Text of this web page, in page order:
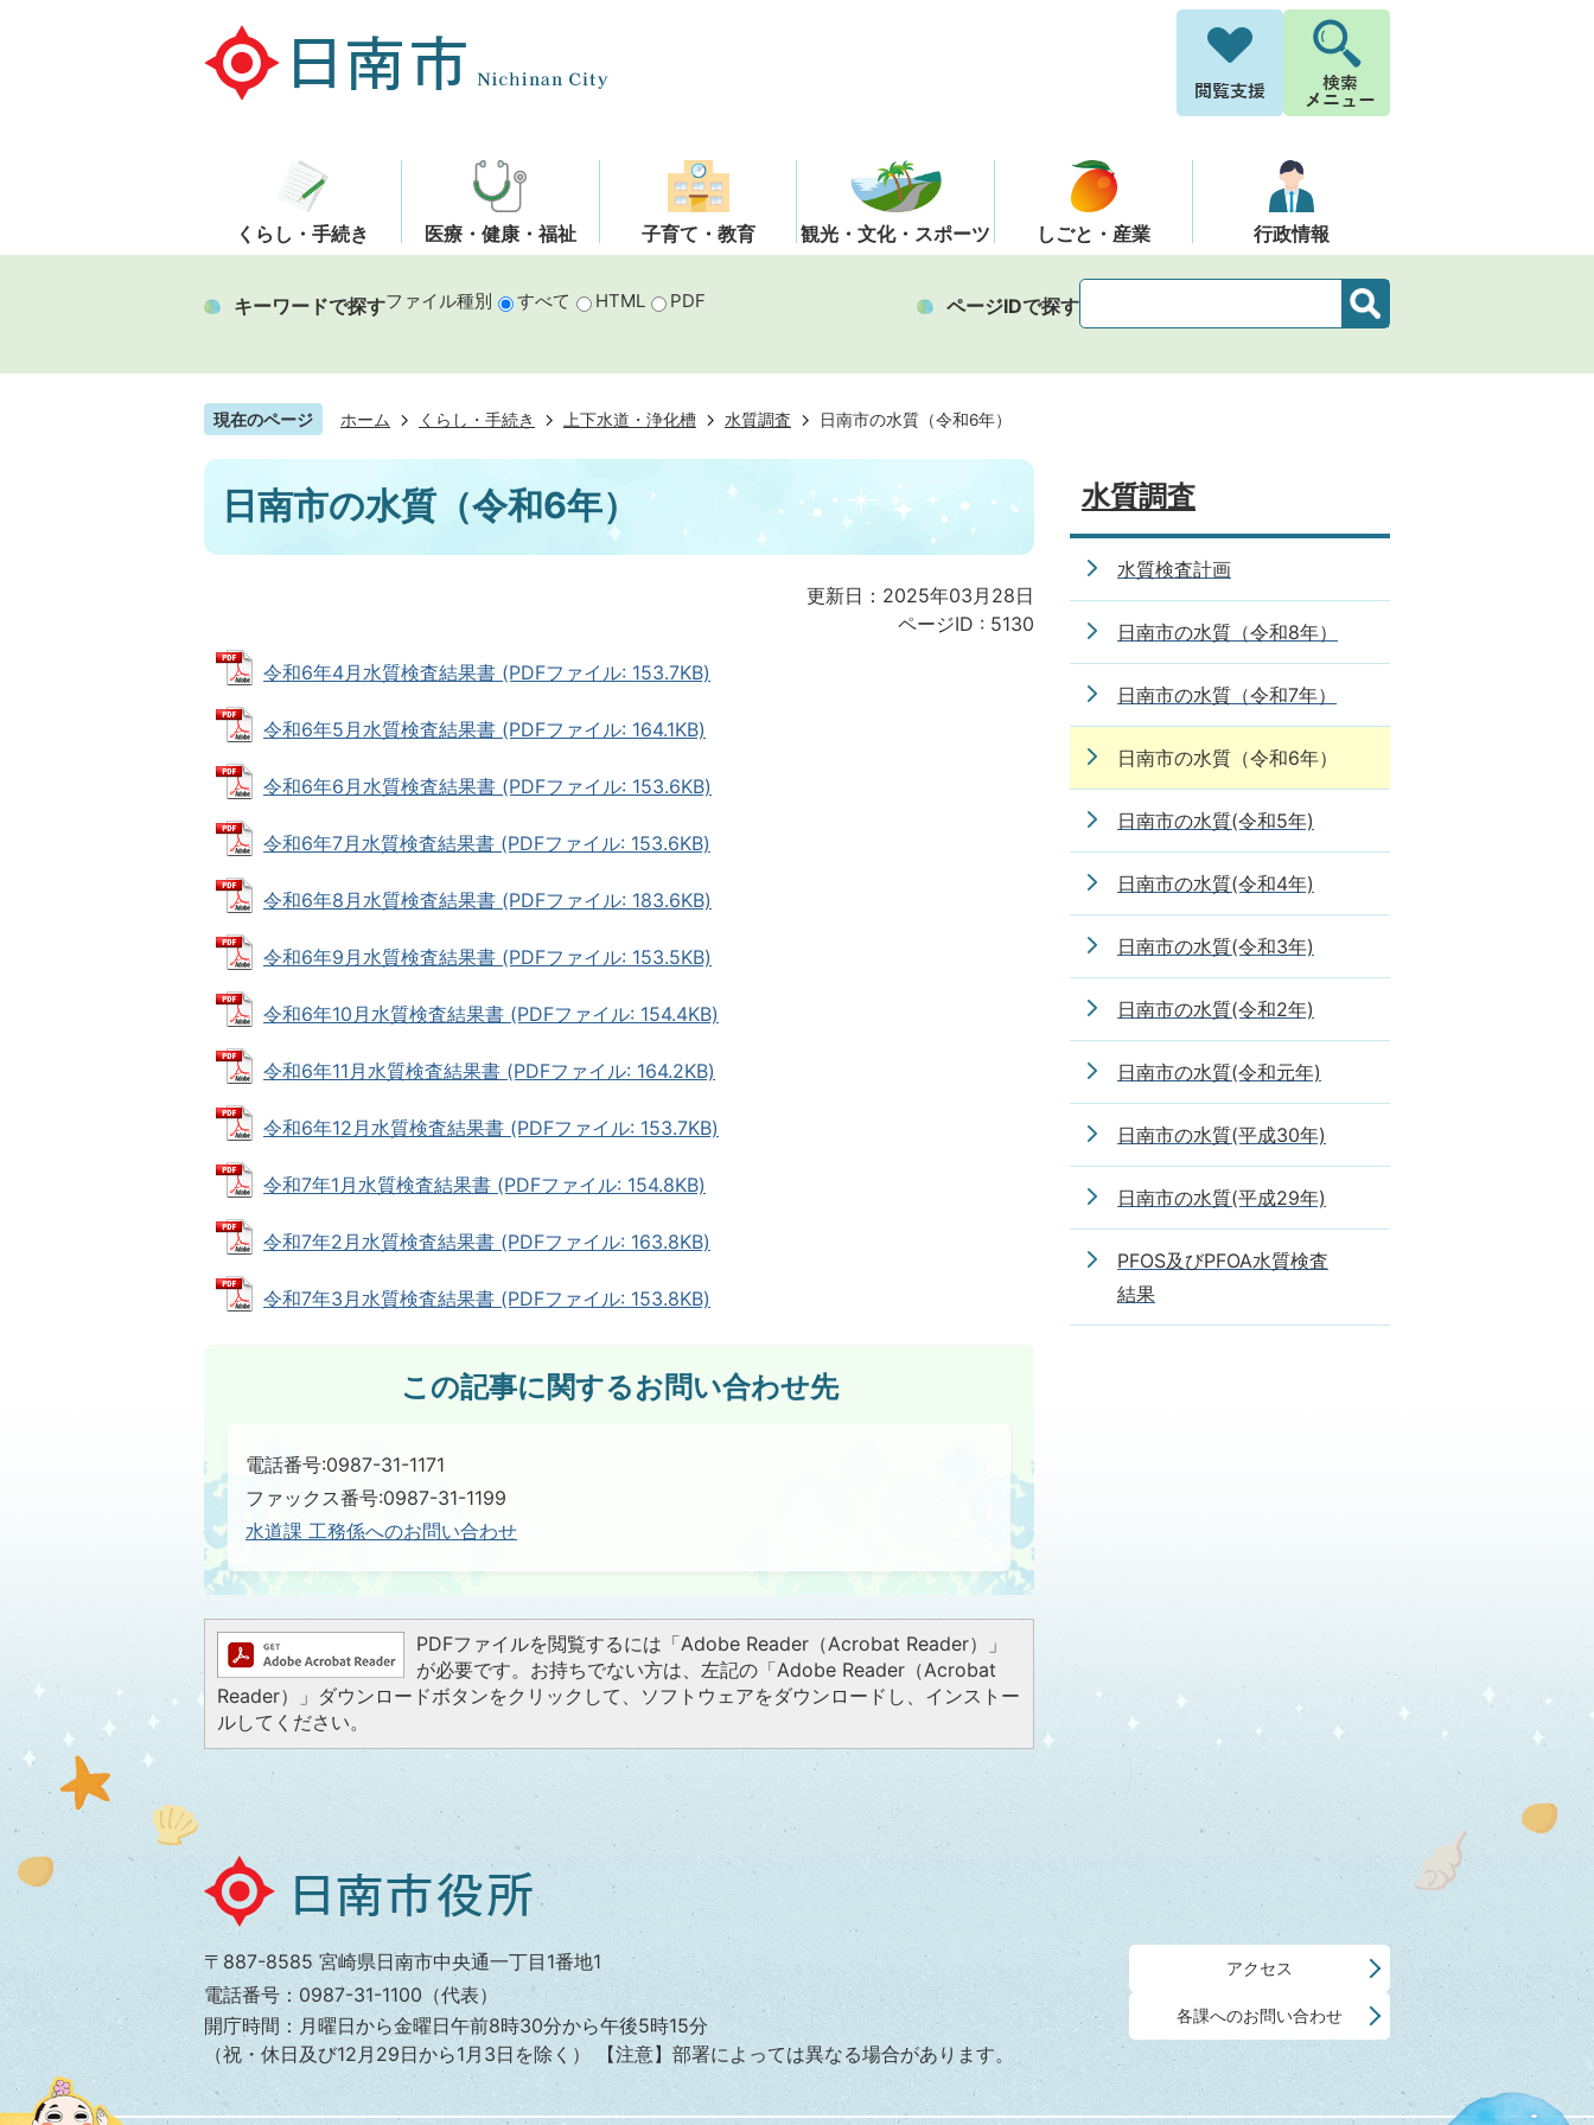
くらし・手続き 医療・健康・福祉 子育て・教育 観光・文化・スポーツ しごと・産業 行政情報
キーワードで探すファイル種別 すべて HTML PDF ページIDで探す
現在のページ ホーム くらし・手続き 上下水道・浄化槽 水質調査 日南市の水質（令和6年）
日南市の水質（令和6年）
更新日：2025年03月28日
ページID : 5130
令和6年4月水質検査結果書 (PDFファイル: 153.7KB)
令和6年5月水質検査結果書 (PDFファイル: 164.1KB)
令和6年6月水質検査結果書 (PDFファイル: 153.6KB)
令和6年7月水質検査結果書 (PDFファイル: 153.6KB)
令和6年8月水質検査結果書 (PDFファイル: 183.6KB)
令和6年9月水質検査結果書 (PDFファイル: 153.5KB)
令和6年10月水質検査結果書 (PDFファイル: 154.4KB)
令和6年11月水質検査結果書 (PDFファイル: 164.2KB)
令和6年12月水質検査結果書 (PDFファイル: 153.7KB)
令和7年1月水質検査結果書 (PDFファイル: 154.8KB)
令和7年2月水質検査結果書 (PDFファイル: 163.8KB)
令和7年3月水質検査結果書 (PDFファイル: 153.8KB)
この記事に関するお問い合わせ先
電話番号:0987-31-1171
ファックス番号:0987-31-1199
水道課 工務係へのお問い合わせ
PDFファイルを閲覧するには「Adobe Reader（Acrobat Reader）」
が必要です。お持ちでない方は、左記の「Adobe Reader（Acrobat
Reader）」ダウンロードボタンをクリックして、ソフトウェアをダウンロードし、インストー
ルしてください。
水質調査
水質検査計画
日南市の水質（令和8年）
日南市の水質（令和7年）
日南市の水質（令和6年）
日南市の水質(令和5年)
日南市の水質(令和4年)
日南市の水質(令和3年)
日南市の水質(令和2年)
日南市の水質(令和元年)
日南市の水質(平成30年)
日南市の水質(平成29年)
PFOS及びPFOA水質検査
結果
日
南
役
所
〒887-8585 宮崎県日南市中央通一丁目1番地1
電話番号：0987-31-1100（代表）
開庁時間：月曜日から金曜日午前8時30分から午後5時15分
（祝・休日及び12月29日から1月3日を除く）
【注意】部署によっては異なる場合があります。
アクセス
各課へのお問い合わせ